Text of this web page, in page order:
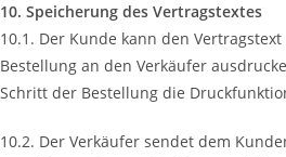
10. Speicherung des Vertragstextes
10.1. Der Kunde kann den
Bestellung an den Verkäufer
Schritt der Bestellung die
10.2. Der Verkäufer sendet dem